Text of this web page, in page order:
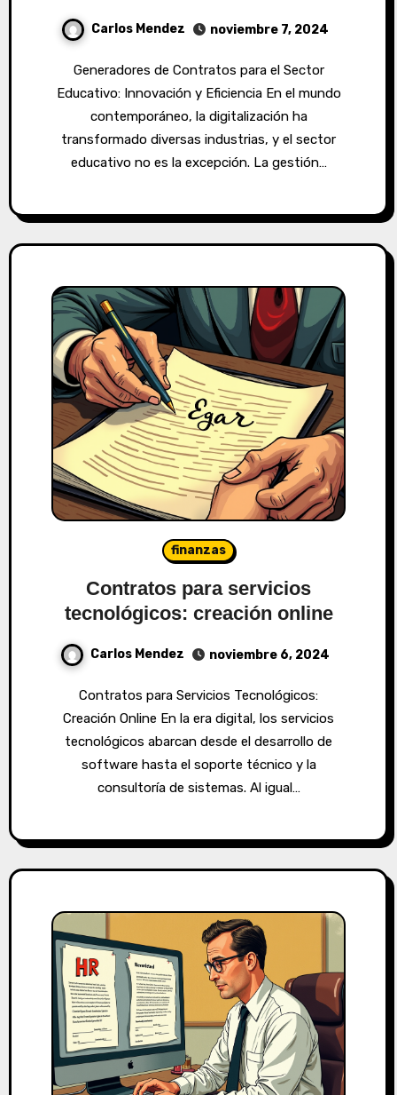
Carlos Mendez noviembre 7, 2024
Generadores de Contratos para el Sector
Educativo: Innovación y Eficiencia En el mundo
contemporáneo, la digitalización ha
transformado diversas industrias, y el sector
educativo no es la excepción. La gestión…
finanzas
Contratos para servicios
tecnológicos: creación online
Carlos Mendez noviembre 6, 2024
Contratos para Servicios Tecnológicos:
Creación Online En la era digital, los servicios
tecnológicos abarcan desde el desarrollo de
software hasta el soporte técnico y la
consultoría de sistemas. Al igual…